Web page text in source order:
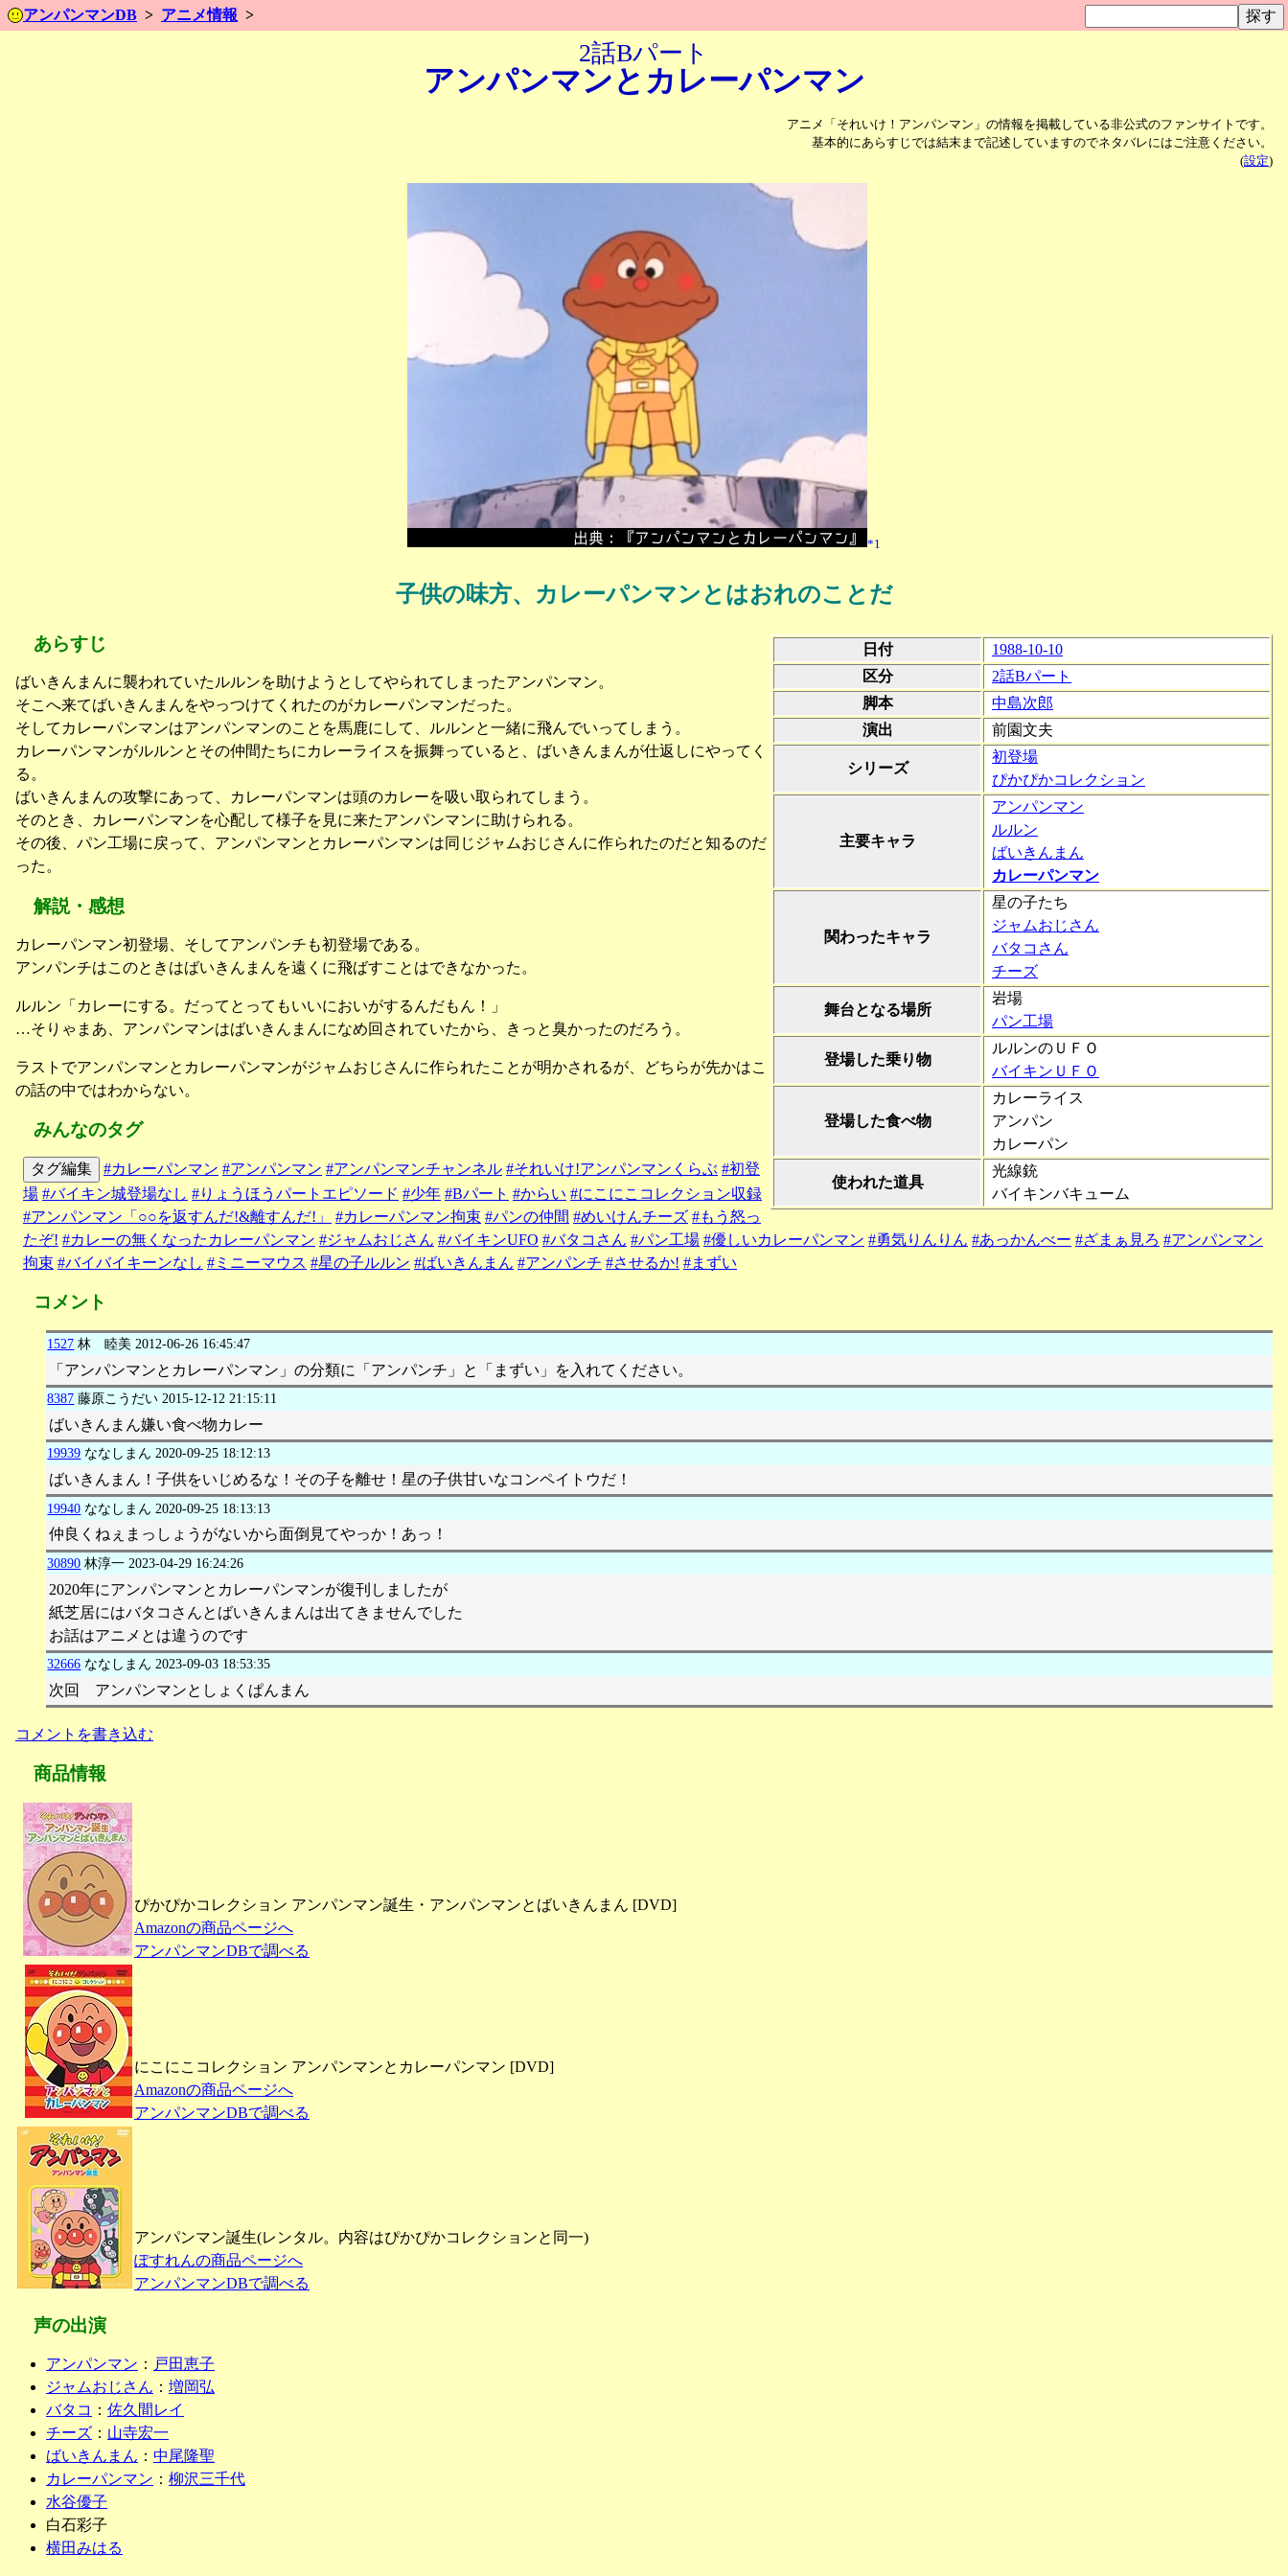
アンパンマンDB アニメ情報
2話Bパート
アンパンマンと カレーパンマン
アニメ「それいけ！アンパンマン」の情報を掲載している非公式のファンサイトです。
基本的にあらすじでは結末まで記述していますのでネタバレにはご注意ください。
(設定)
*1
子供の味方、カレーパンマンとはおれのことだ
日付
1988-10-10
区分
2話Bパート
脚本
中島次郎
演出
前園文夫
シリーズ
初登場
ぴかぴかコレクション
主要キャラ
アンパンマン
ルルン
ばいきんまん
カレーパンマン
関わったキャラ
星の子たち
ジャムおじさん
バタコさん
チーズ
舞台となる場所
岩場
パン工場
登場した乗り物
ルルンのＵＦＯ
バイキンＵＦＯ
登場した食べ物
カレーライス
アンパン
カレーパン
使われた道具
光線銃
バイキンバキューム
あらすじ
ばいきんまんに襲われていたルルンを助けようとしてやられてしまったアンパンマン。
そこへ来てばいきんまんをやっつけてくれたのがカレーパンマンだった。
そしてカレーパンマンはアンパンマンのことを馬鹿にして、ルルンと一緒に飛んでいってしまう。
カレーパンマンがルルンとその仲間たちにカレーライスを振舞っていると、ばいきんまんが仕返しにやってく
る。
ばいきんまんの攻撃にあって、カレーパンマンは頭のカレーを吸い取られてしまう。
そのとき、カレーパンマンを心配して様子を見に来たアンパンマンに助けられる。
その後、パン工場に戻って、アンパンマンとカレーパンマンは同じジャムおじさんに作られたのだと知るのだ
った。
解説・感想
カレーパンマン初登場、そしてアンパンチも初登場である。
アンパンチはこのときはばいきんまんを遠くに飛ばすことはできなかった。
ルルン「カレーにする。だってとってもいいにおいがするんだもん！」
…そりゃまあ、アンパンマンはばいきんまんになめ回されていたから、きっと臭かったのだろう。
ラストでアンパンマンとカレーパンマンがジャムおじさんに作られたことが明かされるが、どちらが先かはこ
の話の中ではわからない。
みんなのタグ
タグ編集 #カレーパンマン #アンパンマン #アンパンマンチャンネル #それいけ!アンパンマンくらぶ #初登
場 #バイキン城登場なし #りょうほうパートエピソード #少年 #Bパート #からい #にこにこコレクション収録
#アンパンマン「○○を返すんだ!&離すんだ!」
#カレーパンマン拘束 #パンの仲間 #めいけんチーズ #もう怒っ
たぞ! #カレーの無くなったカレーパンマン #ジャムおじさん #バイキンUFO #バタコさん #パン工場 #優しいカレーパンマン #勇気りんりん #あっかんべー #ざまぁ見ろ #アンパンマン
拘束 #バイバイキーンなし #ミニーマウス #星の子ルルン #ばいきんまん #アンパンチ #させるか! #まずい
コメント
1527 林 睦美 2012-06-26 16:45:47
「アンパンマンとカレーパンマン」の分類に「アンパンチ」と「まずい」を入れてください。
8387 藤原こうだい 2015-12-12 21:15:11
ばいきんまん嫌い食べ物カレー
19939 ななしまん 2020-09-25 18:12:13
ばいきんまん！子供をいじめるな！その子を離せ！星の子供甘いなコンペイトウだ！
19940 ななしまん 2020-09-25 18:13:13
仲良くねぇまっしょうがないから面倒見てやっか！あっ！
30890 林淳一 2023-04-29 16:24:26
2020年にアンパンマンとカレーパンマンが復刊しましたが
紙芝居にはバタコさんとばいきんまんは出てきませんでした
お話はアニメとは違うのです
32666 ななしまん 2023-09-03 18:53:35
次回 アンパンマンとしょくぱんまん
コメントを書き込む
商品情報
ぴかぴかコレクション アンパンマン誕生・アンパンマンとばいきんまん [DVD]
Amazonの商品ページへ
アンパンマンDBで調べる
にこにこコレクション アンパンマンとカレーパンマン [DVD]
Amazonの商品ページへ
アンパンマンDBで調べる
アンパンマン誕生(レンタル。内容はぴかぴかコレクションと同一)
ぽすれんの商品ページへ
アンパンマンDBで調べる
声の出演
アンパンマン ： 戸田恵子
ジャムおじさん ： 増岡弘
バタコ ： 佐久間レイ
チーズ ： 山寺宏一
ばいきんまん ： 中尾隆聖
カレーパンマン ： 柳沢三千代
水谷優子
白石彩子
横田みはる